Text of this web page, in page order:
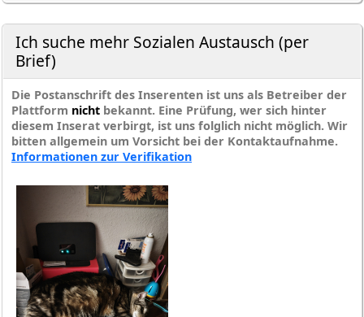
Ich suche mehr Sozialen Austausch (per
Brief)
Die Postanschrift des Inserenten ist uns als Betreiber der
Plattform nicht bekannt. Eine Prüfung, wer sich hinter
diesem Inserat verbirgt, ist uns folglich nicht möglich. Wir
bitten allgemein um Vorsicht bei der Kontaktaufnahme.
Informationen zur Verifikation